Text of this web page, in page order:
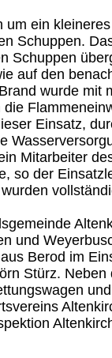
um ein
Schuppen.
Schuppen
auf den
wurde mit
Einsatz,
Mitarbeiter
so der
und
Berod im
Stürz.